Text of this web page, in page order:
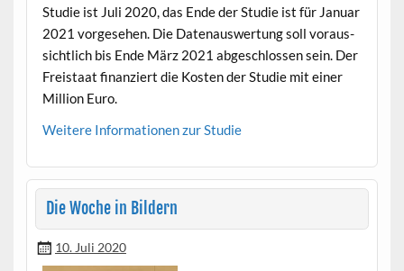
Studie ist Juli 2020, das Ende der Studie ist für Jan­u­ar
2021 vorge­se­hen. Die Date­nauswer­tung soll voraus­
sichtlich bis Ende März 2021 abgeschlossen sein. Der
Freis­taat finanziert die Kosten der Studie mit ein­er
Mil­lion Euro.
Weit­ere Infor­ma­tio­nen zur Studie
Die Woche in Bildern
10. Juli 2020